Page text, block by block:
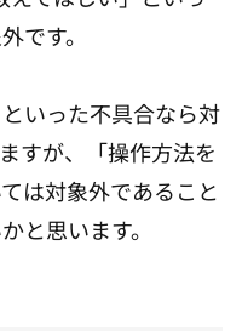
です。
いった不具合なら対
すが、「操作方法を
は対象外であること
と思います。